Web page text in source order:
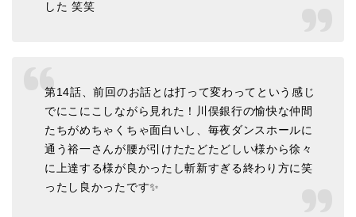
した 笑笑
第14話、前回のお話とは打って変わってという感じ
でにこにこしながら見れた！川俣銀行の愉快な仲間
たちがめちゃくちゃ面白いし、毎夜ダンスホールに
通う裕一さんが腰が引けたたどたどしい様から徐々
に上達する様が良かったし斬新すぎる終わり方に笑
ったし良かったです✨